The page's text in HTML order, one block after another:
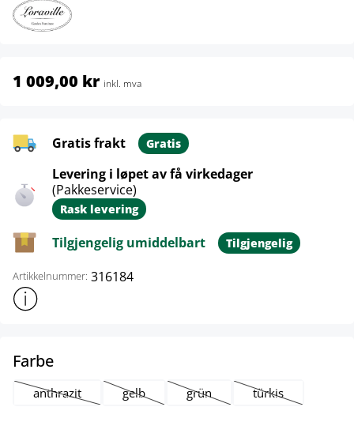
1 009,00 kr inkl. mva
Gratis frakt Gratis
Levering i løpet av få virkedager
(Pakkeservice)
Rask levering
Tilgjengelig umiddelbart Tilgjengelig
Artikkelnummer: 316184
Vis mer produktinformasjon
Farbeselect
anthrazit
(Dette alternativet er foreløpig ikke tilgjengelig.)
gelb
(Dette alternativet er foreløpig ikke tilgjengelig.)
grün
(Dette alternativet er foreløpig
türkis
(Dette